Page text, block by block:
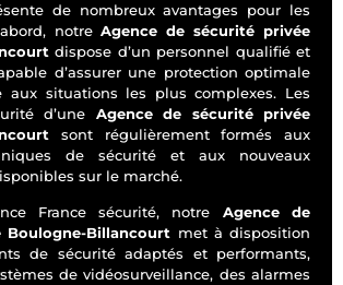
de nombreux avantages pour les
notreAgence de sécurité privée
dispose d’un personnel qualifié et
d’assurer une protection optimale
aux situations les plus complexes. Les
d’une Agence de sécurité privée
sont régulièrement formés aux
de sécurité et aux nouveaux
sur le marché.
France sécurité, notre Agence de
Boulogne-Billancourt met à disposition
de sécurité adaptés et performants,
de vidéosurveillance, des alarmes